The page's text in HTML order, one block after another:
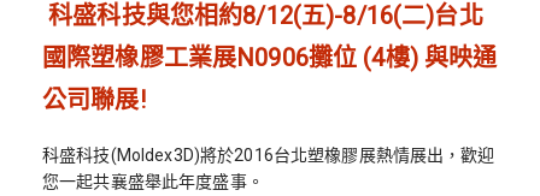
科盛科技與您相約8/12(五)-8/16(二)台北
國際塑橡膠工業展N0906攤位 (4樓) 與映通
公司聯展!
科盛科技(Moldex3D)將於2016台北塑橡膠展熱情展出，歡迎
您一起共襄盛舉此年度盛事。